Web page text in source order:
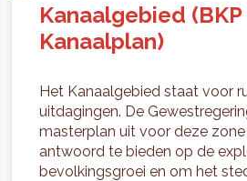
Kanaalgebied (BKP
Kanaalplan)
Het Kanaalgebied staat voor
uitdagingen. De
masterplan uit voor deze
antwoord te bieden op de
bevolkingsgroei en om het